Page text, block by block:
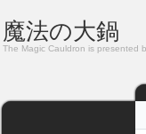
魔法の大鍋
The Magic Cauldron is presented